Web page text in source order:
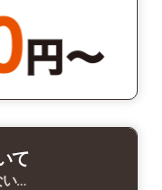
て
い…